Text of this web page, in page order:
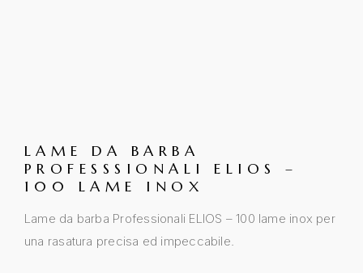
LAME DA BARBA
PROFESSSIONALI ELIOS –
100 LAME INOX
Lame da barba Professionali ELIOS – 100 lame inox per
una rasatura precisa ed impeccabile.